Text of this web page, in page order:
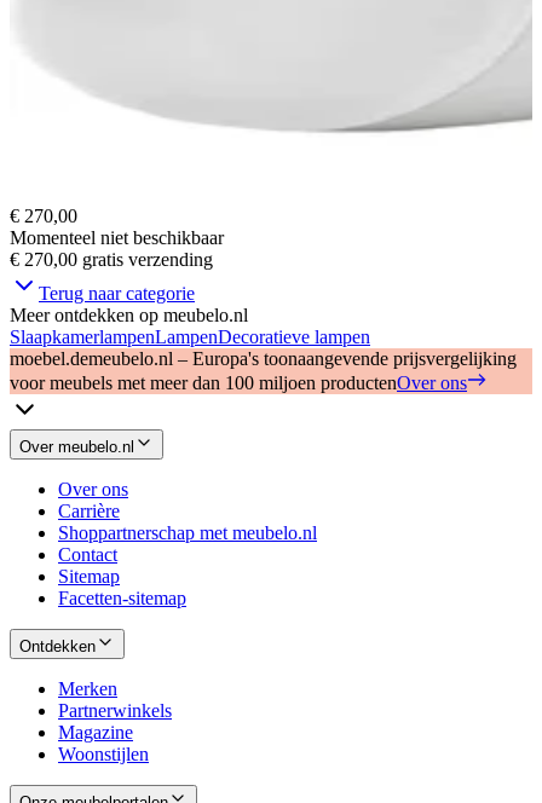
€ 270,00
Momenteel niet beschikbaar
€ 270,00 gratis verzending
Terug naar categorie
Meer ontdekken op meubelo.nl
SlaapkamerlampenLampenDecoratieve lampen
moebel.demeubelo.nl – Europa's toonaangevende prijsvergelijking
voor meubels met meer dan 100 miljoen productenOver ons
Over meubelo.nl
Over ons
Carrière
Shoppartnerschap met meubelo.nl
Contact
Sitemap
Facetten-sitemap
Ontdekken
Merken
Partnerwinkels
Magazine
Woonstijlen